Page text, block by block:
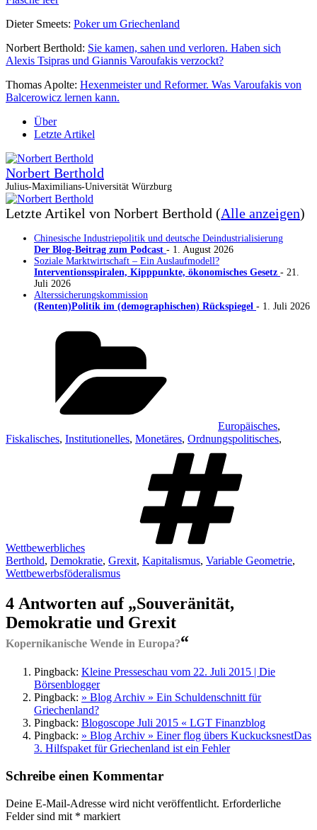
Dieter Smeets: Poker um Griechenland
Norbert Berthold: Sie kamen, sahen und verloren. Haben sich
Alexis Tsipras und Giannis Varoufakis verzockt?
Thomas Apolte: Hexenmeister und Reformer. Was Varoufakis von
Balcerowicz lernen kann.
Über
Letzte Artikel
Norbert Berthold
Julius-Maximilians-Universität Würzburg
Letzte Artikel von Norbert Berthold (Alle anzeigen)
Chinesische Industriepolitik und deutsche Deindustrialisierung
Der Blog-Beitrag zum Podcast - 1. August 2026
Soziale Marktwirtschaft – Ein Auslaufmodell?
Interventionsspiralen, Kipppunkte, ökonomisches Gesetz - 21.
Juli 2026
Alterssicherungskommission
(Renten)Politik im (demographischen) Rückspiegel - 1. Juli 2026
Europäisches,
Fiskalisches, Institutionelles, Monetäres, Ordnungspolitisches,
Wettbewerbliches
Berthold, Demokratie, Grexit, Kapitalismus, Variable Geometrie,
Wettbewerbsföderalismus
4 Antworten auf „Souveränität,
Demokratie und Grexit
Kopernikanische Wende in Europa?“
Pingback: Kleine Presseschau vom 22. Juli 2015 | Die
Börsenblogger
Pingback: » Blog Archiv » Ein Schuldenschnitt für
Griechenland?
Pingback: Blogoscope Juli 2015 « LGT Finanzblog
Pingback: » Blog Archiv » Einer flog übers KuckucksnestDas
3. Hilfspaket für Griechenland ist ein Fehler
Schreibe einen Kommentar
Deine E-Mail-Adresse wird nicht veröffentlicht. Erforderliche
Felder sind mit * markiert